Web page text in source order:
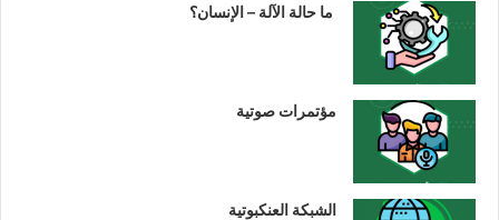
ما حالة الآلة – الإنسان؟
مؤتمرات صوتية
الشبكة العنكبوتية